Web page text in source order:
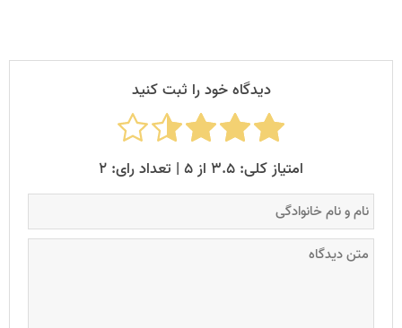
دیدگاه خود را ثبت کنید
امتیاز کلی: ۳.۵ از ۵ | تعداد رای: ۲